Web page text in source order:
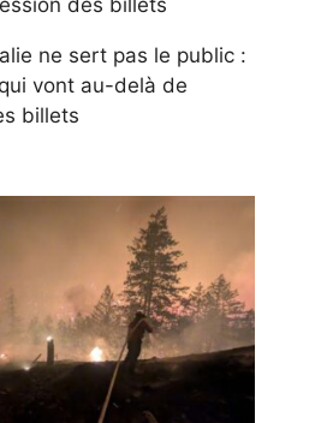
ne sert pas le public :
vont au-delà de
billets